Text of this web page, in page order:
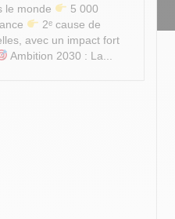
le monde
5 000
2ᵉ cause de
avec un impact fort
Ambition 2030 : La...